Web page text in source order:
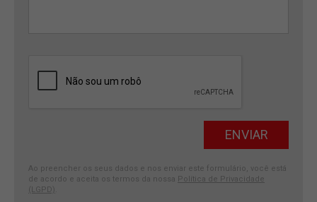
Ao preencher os seus dados e nos enviar este formulário, você está
de acordo e aceita os termos da nossa Política de Privacidade
(LGPD)